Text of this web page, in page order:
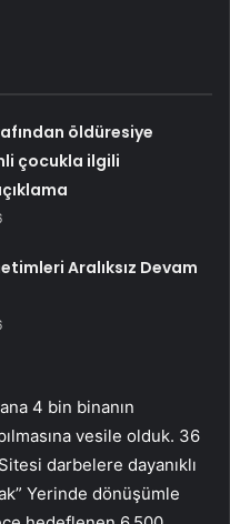
öldüresiye
çocukla ilgili
Aralıksız Devam
4 bin binanın
vesile olduk. 36
darbelere dayanıklı
Yerinde dönüşümle